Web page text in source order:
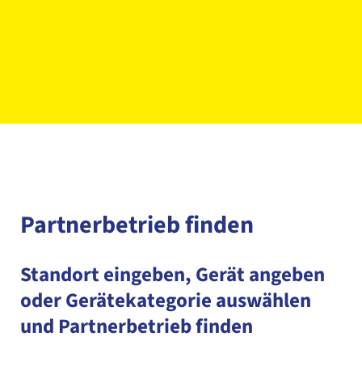
Partnerbetrieb finden
Standort eingeben, Gerät angeben
oder Gerätekategorie auswählen
und Partnerbetrieb finden